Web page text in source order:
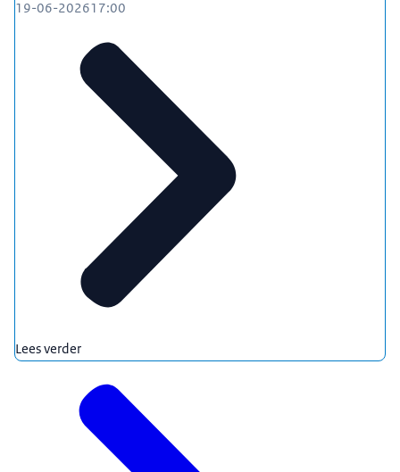
19-06-202617:00
Lees verder